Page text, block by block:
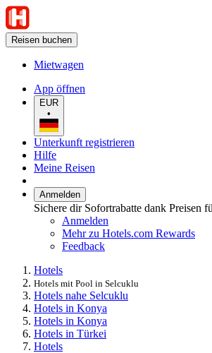
Reisen buchen
Mietwagen
App öffnen
EUR
•
Unterkunft registrieren
Hilfe
Meine Reisen
Anmelden
Sichere dir Sofortrabatte dank Preisen
Anmelden
Mehr zu Hotels.com Rewards
Feedback
Hotels
Hotels mit Pool in Selcuklu
Hotels nahe Selcuklu
Hotels in Konya
Hotels in Konya
Hotels in Türkei
Hotels